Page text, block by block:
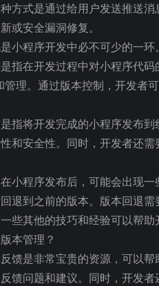
方式是通过给用户发送推送
或安全漏洞修复。
小程序开发中必不可少的一环
指在开发过程中对小程序代
理。通过版本控制，开发者
指将开发完成的小程序发布
和安全性。同时，开发者还
小程序发布后，可能会出现
退到之前的版本。版本回退需
些其他的技巧和经验可以帮助
馈是非常宝贵的资源，可以
馈问题和建议。同时，开发